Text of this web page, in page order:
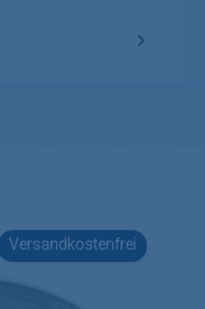
Versandkostenfrei